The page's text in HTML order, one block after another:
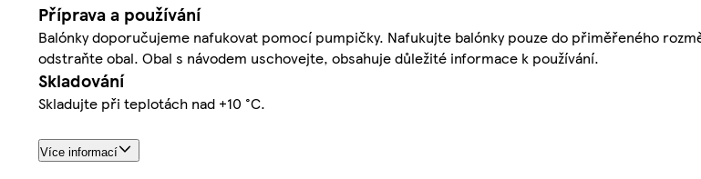
Příprava a používání
Balónky doporučujeme nafukovat pomocí pumpičky. Nafukujte balónky pouze do přiměřeného
odstraňte obal. Obal s návodem uschovejte, obsahuje důležité informace k používání.
Skladování
Skladujte při teplotách nad +10 °C.
Více informací